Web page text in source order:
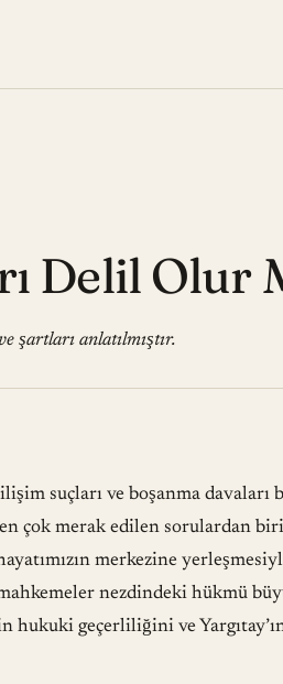
Delil Olur
şartları anlatılmıştır.
suçları ve boşanma
çok merak edilen sorulardan biri
merkezine
nezdindeki hükmü
hukuki geçerliliğini ve